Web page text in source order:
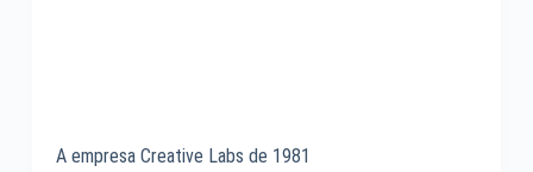
A empresa Creative Labs de 1981